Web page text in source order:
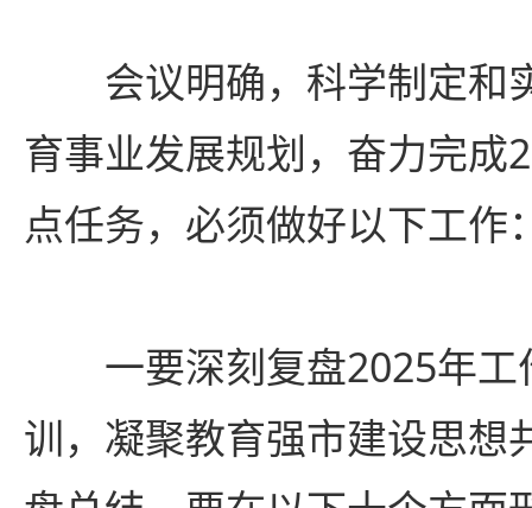
会议明确，科学制定和
育事业发展规划，奋力完成
点任务，必须做好以下工作
一要深刻复盘2025年
训，凝聚教育强市建设思想